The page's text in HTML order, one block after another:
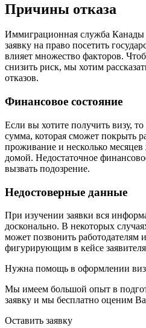
Причины отказа
Иммиграционная служба Канады
заявку на право посетить
влияет множество факторов.
снизить риск, мы хотим
отказов.
Финансовое состояние
Если вы хотите получить визу,
сумма, которая сможет покрыть
проживание и несколько
домой. Недостаточное
вызвать подозрение.
Недостоверные данные
При изучении заявки вся
досконально. В некоторых
может позвонить работодателям
фигурирующим в кейсе
Нужна помощь в оформлении
Мы имеем большой опыт в
заявку и мы бесплатно оценим
Оставить заявку